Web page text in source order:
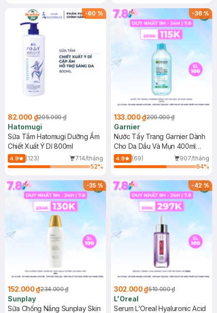
(SL có hạn)
-60 %
82.000 ₫205.000 ₫
Hatomugi
Sữa Tắm Hatomugi Dưỡng Ẩm
Chiết Xuất Ý Dĩ 800ml
4.9 (123)
714/tháng
52%
-36%
133.000 ₫209.000 ₫
Garnier
Nước Tẩy Trang Garnier Dành
Cho Da Dầu Và Mụn 400ml
(Mới)
4.9 (69)
907/tháng
64%
-35%
152.000 ₫234.000 ₫
Sunplay
Sữa Chống Nắng Sunplay Skin
-42%
302.000 ₫519.000 ₫
L'Oreal
Serum L'Oreal Hyaluronic Acid